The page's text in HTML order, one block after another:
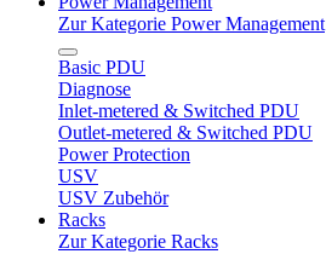
Zur Kategorie Power Management
Basic PDU
Diagnose
Inlet-metered & Switched PDU
Outlet-metered & Switched PDU
Power Protection
USV
USV Zubehör
Racks
Zur Kategorie Racks